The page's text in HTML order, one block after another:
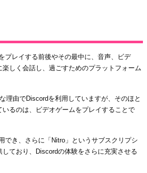
プレイする前後やその最中に、音声、ビデ
しく会話し、過ごすためのプラットフォーム
理由でDiscordを利用していますが、そのほと
るのは、ビデオゲームをプレイすることで
でき、さらに「Nitro」というサブスクリプシ
しており、Discordの体験をさらに充実させる